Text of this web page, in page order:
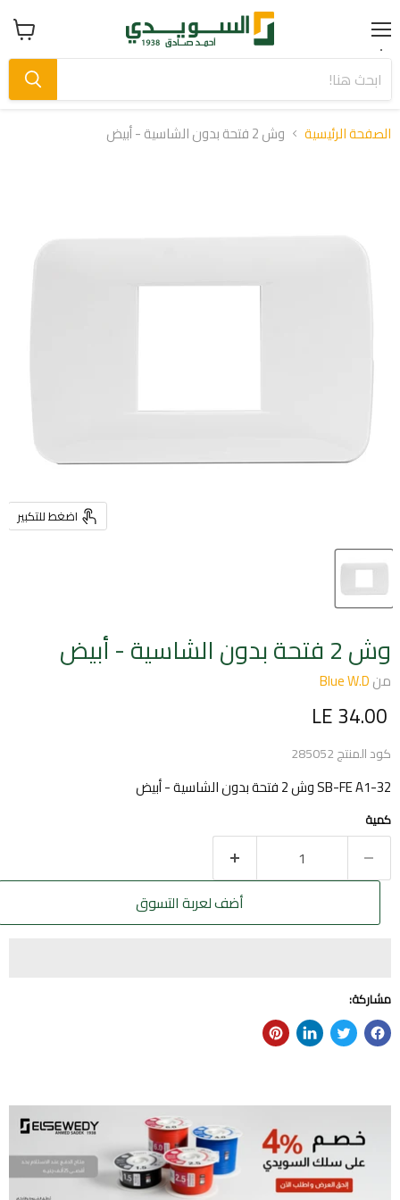
Menu عرض
سلة
الصفحة الرئيسية وش 2 فتحة بدون الشاسية - أبيض
اضغط للتكبير
وش 2 فتحة بدون الشاسية - أبيض
منBlue W.D
السعر الحالي
LE 34.00
كود المنتج285052
SB-FE A1-32 وش 2 فتحة بدون الشاسية - أبيض
كمية
أضف لعربة التسوق
مشاركة: